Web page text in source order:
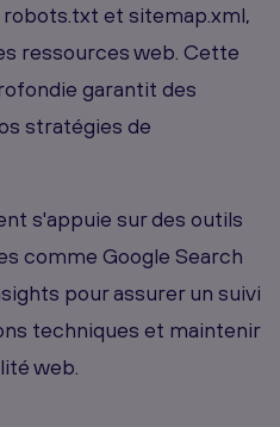
et sitemap.xml,
ressources web. Cette
garantit des
stratégies de
s'appuie sur des outils
comme Google Search
pour assurer un suivi
techniques et maintenir
web.